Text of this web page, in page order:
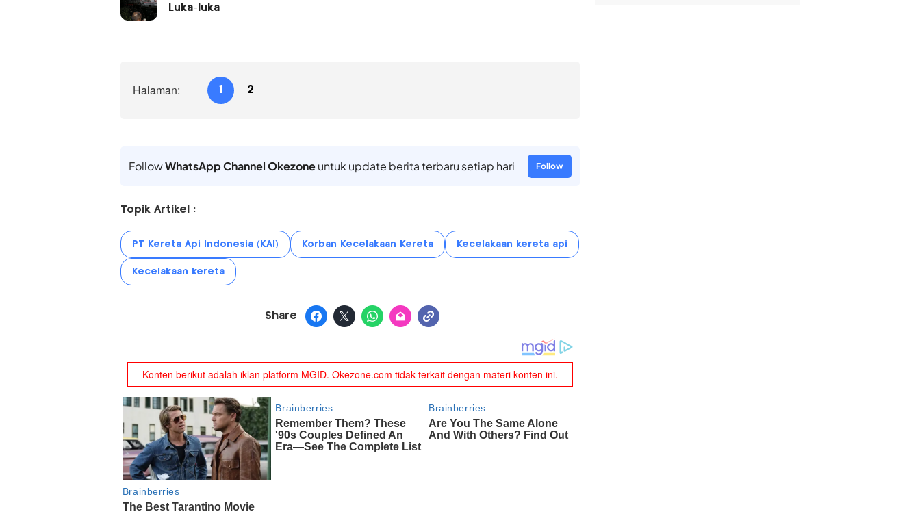
Luka-luka
Halaman: 1 2
FollowWhatsApp Channel Okezoneuntuk update berita terbaru setiap hari Follow
Topik Artikel :
PT Kereta Api Indonesia (KAI) Korban Kecelakaan Kereta Kecelakaan kereta api
Kecelakaan kereta
Share